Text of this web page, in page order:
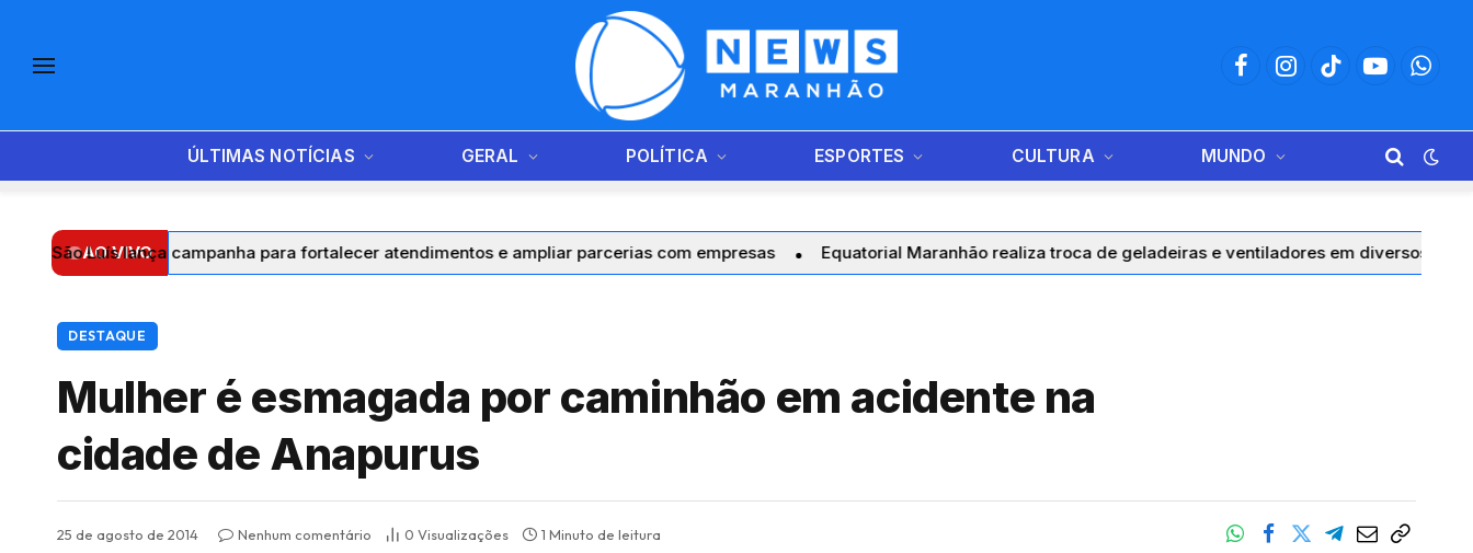
FacebookInstagramTikTokYouTube
ÚLTIMAS NOTÍCIAS GERAL POLÍTICA ESPORTES CULTURA MUNDO
AO VIVO
Luís lança campanha para fortalecer atendimentos e ampliar parcerias com empresas Equatorial Maranhão realiza troca de geladeiras e ventiladores em diversos municípios
DESTAQUE
Mulher é esmagada por caminhão em acidente na
cidade de Anapurus
25 de agosto de 2014 Nenhum comentário 0 Visualizações 1 Minuto de leitura